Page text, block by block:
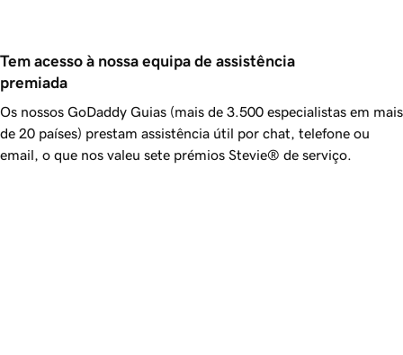
Tem acesso à nossa equipa de assistência
premiada
Os nossos GoDaddy Guias (mais de 3.500 especialistas em mais
de 20 países) prestam assistência útil por chat, telefone ou
email, o que nos valeu sete prémios Stevie® de serviço.